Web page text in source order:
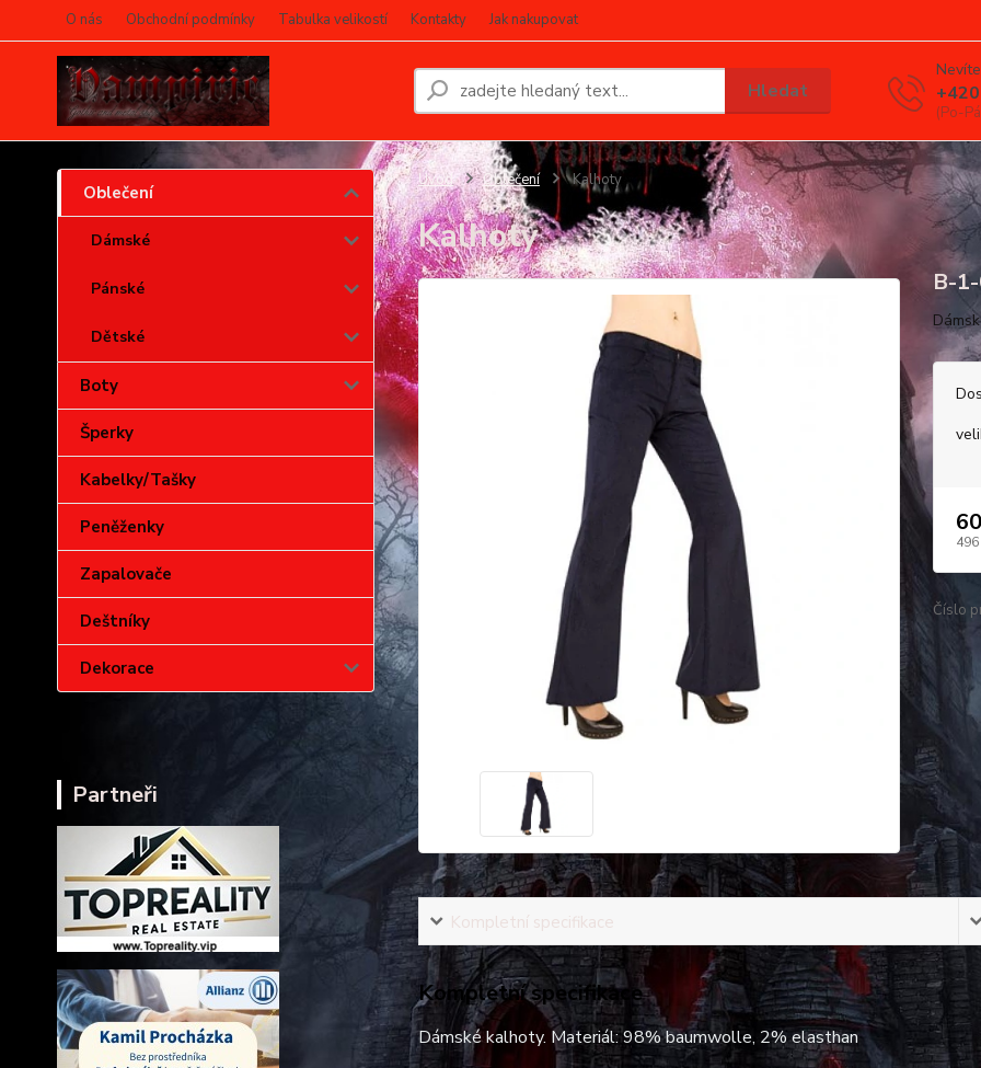
O nás Obchodní podmínky Tabulka velikostí Kontakty Jak nakupovat
Hledat
(Po-
Oblečení
Dámské
Pánské
Dětské
Boty
Šperky
Kabelky/Tašky
Peněženky
Zapalovače
Deštníky
Dekorace
Partneři
Úvod Oblečení Kalhoty
Kalhoty
B-
496
Číslo
Kompletní specifikace
Kompletní specifikace
Dámské kalhoty. Materiál: 98% baumwolle, 2% elasthan